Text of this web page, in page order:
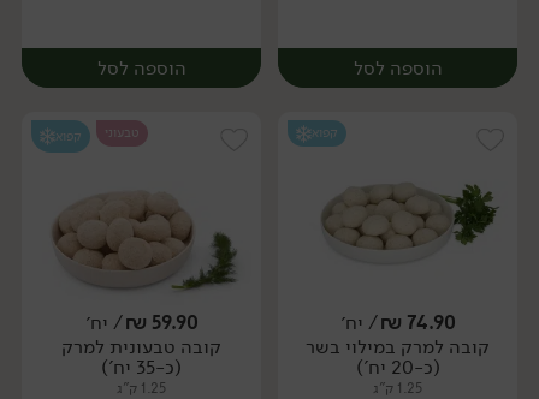
הוספה לסל
יח׳
הוספה לסל
יח׳
קפוא
74.90
₪/ יח׳
קובה למרק במילוי בשר
(כ-20 יח')
1.25 ק"ג
טבעוני קפוא
59.90
₪/ יח׳
קובה טבעונית למרק
(כ-35 יח')
1.25 ק"ג